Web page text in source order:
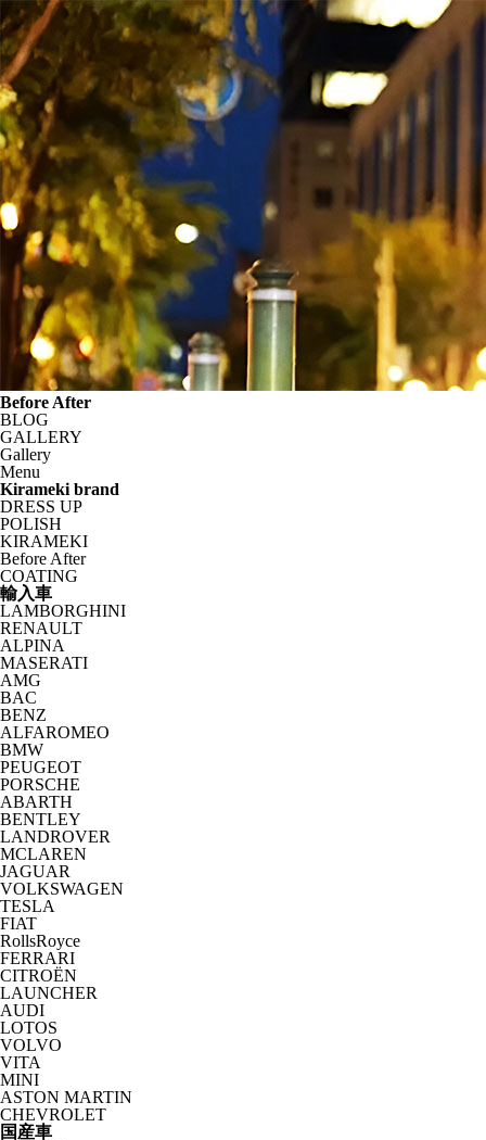
Before After
BLOG
GALLERY
Gallery
Menu
Kirameki brand
DRESS UP
POLISH
KIRAMEKI
Before After
COATING
輸入車
LAMBORGHINI
RENAULT
ALPINA
MASERATI
AMG
BAC
BENZ
ALFAROMEO
BMW
PEUGEOT
PORSCHE
ABARTH
BENTLEY
LANDROVER
MCLAREN
JAGUAR
VOLKSWAGEN
TESLA
FIAT
RollsRoyce
FERRARI
CITROËN
LAUNCHER
AUDI
LOTOS
VOLVO
VITA
MINI
ASTON MARTIN
CHEVROLET
国産車